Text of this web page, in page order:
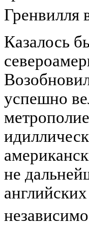
Гренвилля
Казалось
успешно
не